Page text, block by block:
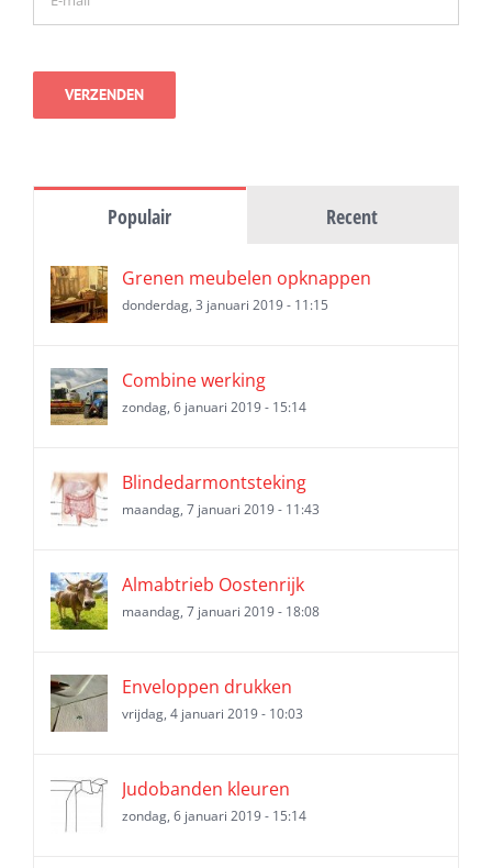
Populair Recent
Grenen meubelen opknappen
donderdag, 3 januari 2019 - 11:15
Combine werking
zondag, 6 januari 2019 - 15:14
Blindedarmontsteking
maandag, 7 januari 2019 - 11:43
Almabtrieb Oostenrijk
maandag, 7 januari 2019 - 18:08
Enveloppen drukken
vrijdag, 4 januari 2019 - 10:03
Judobanden kleuren
zondag, 6 januari 2019 - 15:14